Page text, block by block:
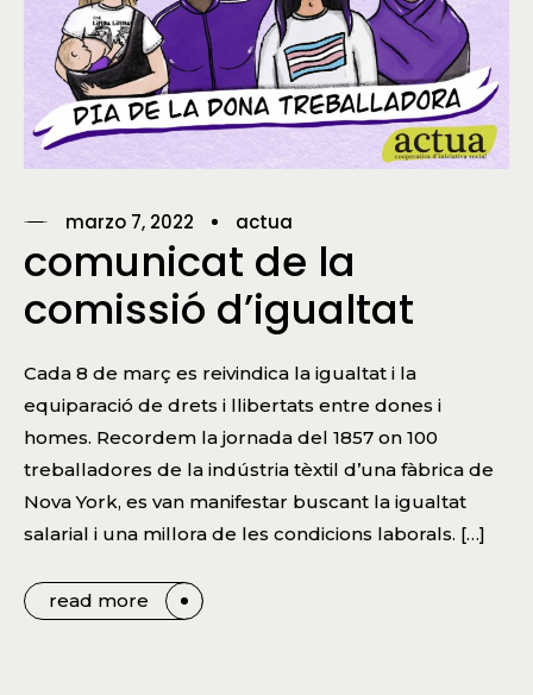
marzo 7, 2022 actua
comunicat de la
comissió d’igualtat
Cada 8 de març es reivindica la igualtat i la
equiparació de drets i llibertats entre dones i
homes. Recordem la jornada del 1857 on 100
treballadores de la indústria tèxtil d’una fàbrica de
Nova York, es van manifestar buscant la igualtat
salarial i una millora de les condicions laborals. […]
read more